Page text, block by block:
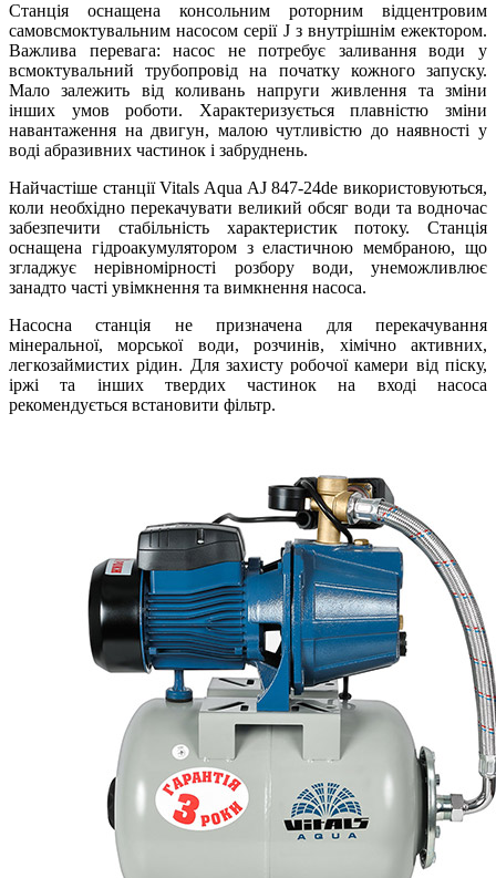
Станція оснащена консольним роторним відцентровим
самовсмоктувальним насосом серії J з внутрішнім ежектором.
Важлива перевага: насос не потребує заливання води у
всмоктувальний трубопровід на початку кожного запуску.
Мало залежить від коливань напруги живлення та зміни
інших умов роботи. Характеризується плавністю зміни
навантаження на двигун, малою чутливістю до наявності у
воді абразивних частинок і забруднень.
Найчастіше станції Vitals Aqua AJ 847-24de використовуються,
коли необхідно перекачувати великий обсяг води та водночас
забезпечити стабільність характеристик потоку. Станція
оснащена гідроакумулятором з еластичною мембраною, що
згладжує нерівномірності розбору води, унеможливлює
занадто часті увімкнення та вимкнення насоса.
Насосна станція не призначена для перекачування
мінеральної, морської води, розчинів, хімічно активних,
легкозаймистих рідин. Для захисту робочої камери від піску,
іржі та інших твердих частинок на вході насоса
рекомендується встановити фільтр.